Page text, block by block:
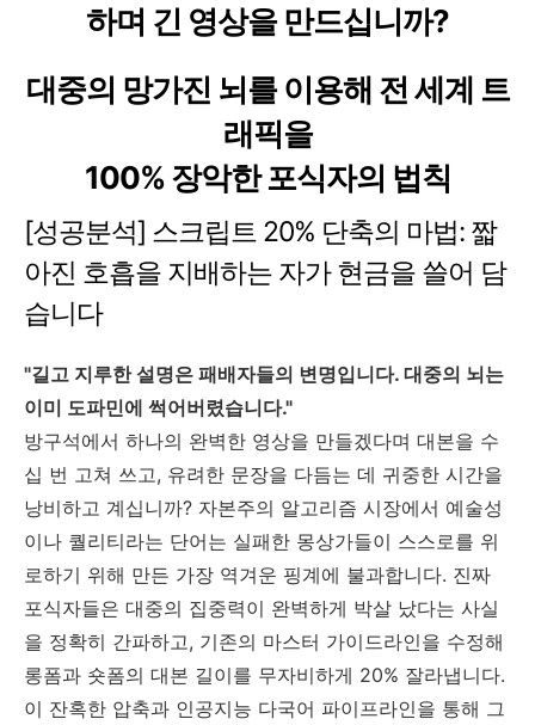
하며 긴 영상을 만드십니까?
대중의 망가진 뇌를 이용해 전 세계 트
래픽을
100% 장악한 포식자의 법칙
[성공분석] 스크립트 20% 단축의 마법: 짧
아진 호흡을 지배하는 자가 현금을 쓸어 담
습니다
"길고 지루한 설명은 패배자들의 변명입니다. 대중의 뇌는
이미 도파민에 썩어버렸습니다."
방구석에서 하나의 완벽한 영상을 만들겠다며 대본을 수
십 번 고쳐 쓰고, 유려한 문장을 다듬는 데 귀중한 시간을
낭비하고 계십니까? 자본주의 알고리즘 시장에서 예술성
이나 퀄리티라는 단어는 실패한 몽상가들이 스스로를 위
로하기 위해 만든 가장 역겨운 핑계에 불과합니다. 진짜
포식자들은 대중의 집중력이 완벽하게 박살 났다는 사실
을 정확히 간파하고, 기존의 마스터 가이드라인을 수정해
롱폼과 숏폼의 대본 길이를 무자비하게 20% 잘라냅니다.
이 잔혹한 압축과 인공지능 다국어 파이프라인을 통해 그